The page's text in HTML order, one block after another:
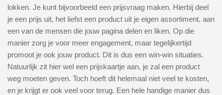
lokken. Je kunt bijvoorbeeld een prijsvraag maken. Hierbij deel
je een prijs uit, het liefst een product uit je eigen assortiment, aan
een van de mensen die jouw pagina delen en liken. Op die
manier zorg je voor meer engagement, maar tegelijkertijd
promoot je ook jouw product. Dit is dus een win-win situaties.
Natuurlijk zit hier wel een prijskaartje aan, je zal een product
weg moeten geven. Toch hoeft dit helemaal niet veel te kosten,
en je krijgt er ook veel voor terug. Een hele handige manier dus